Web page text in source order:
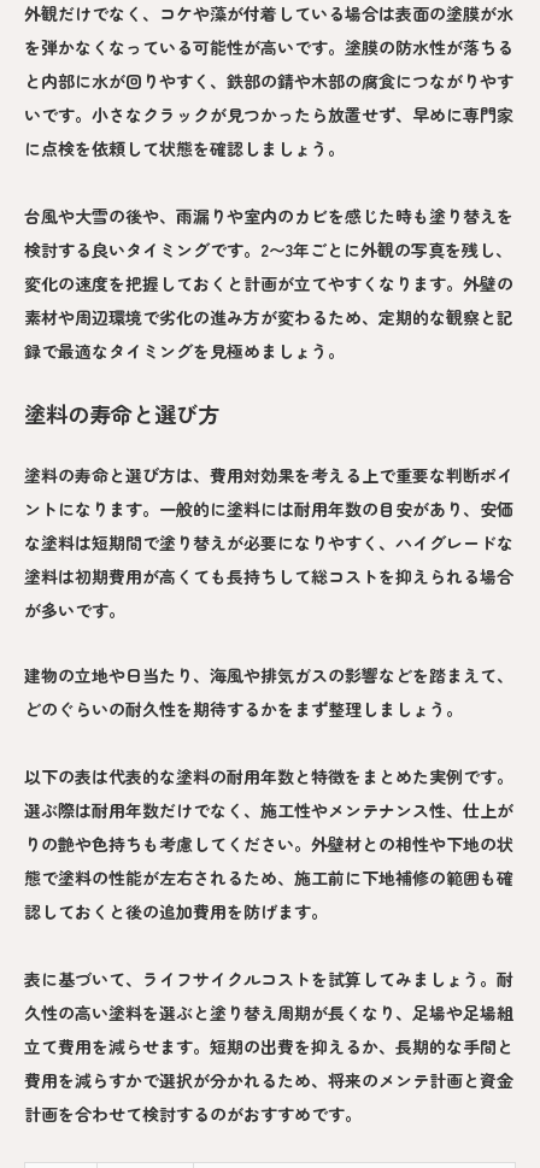
外観だけでなく、コケや藻が付着している場合は表面の塗膜が水
を弾かなくなっている可能性が高いです。塗膜の防水性が落ちる
と内部に水が回りやすく、鉄部の錆や木部の腐食につながりやす
いです。小さなクラックが見つかったら放置せず、早めに専門家
に点検を依頼して状態を確認しましょう。
台風や大雪の後や、雨漏りや室内のカビを感じた時も塗り替えを
検討する良いタイミングです。2〜3年ごとに外観の写真を残し、
変化の速度を把握しておくと計画が立てやすくなります。外壁の
素材や周辺環境で劣化の進み方が変わるため、定期的な観察と記
録で最適なタイミングを見極めましょう。
塗料の寿命と選び方
塗料の寿命と選び方は、費用対効果を考える上で重要な判断ポイ
ントになります。一般的に塗料には耐用年数の目安があり、安価
な塗料は短期間で塗り替えが必要になりやすく、ハイグレードな
塗料は初期費用が高くても長持ちして総コストを抑えられる場合
が多いです。
建物の立地や日当たり、海風や排気ガスの影響などを踏まえて、
どのぐらいの耐久性を期待するかをまず整理しましょう。
以下の表は代表的な塗料の耐用年数と特徴をまとめた実例です。
選ぶ際は耐用年数だけでなく、施工性やメンテナンス性、仕上が
りの艶や色持ちも考慮してください。外壁材との相性や下地の状
態で塗料の性能が左右されるため、施工前に下地補修の範囲も確
認しておくと後の追加費用を防げます。
表に基づいて、ライフサイクルコストを試算してみましょう。耐
久性の高い塗料を選ぶと塗り替え周期が長くなり、足場や足場組
立て費用を減らせます。短期の出費を抑えるか、長期的な手間と
費用を減らすかで選択が分かれるため、将来のメンテ計画と資金
計画を合わせて検討するのがおすすめです。